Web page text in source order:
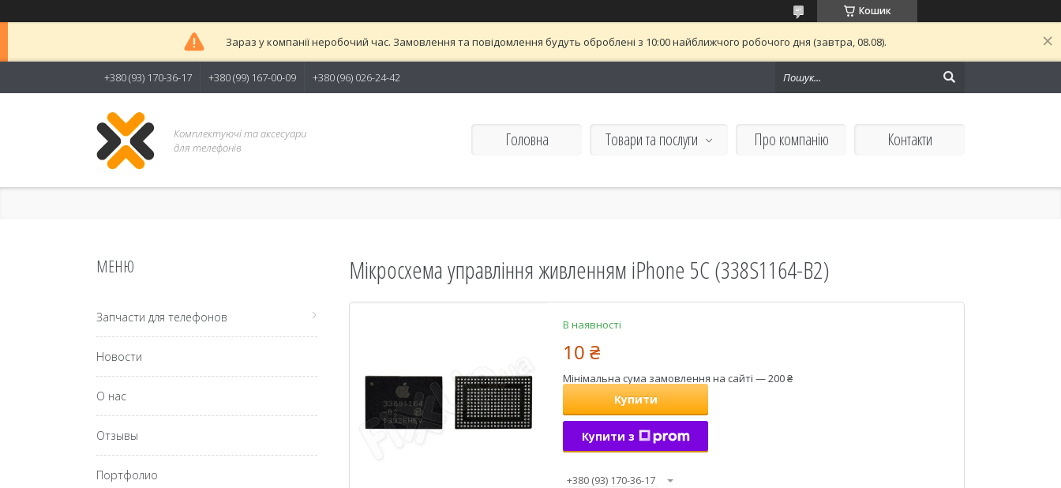
Кошик
Зараз у компанії неробочий час. Замовлення та повідомлення будуть оброблені з 10:00 найближчого робочого дня (завтра, 08.08).
+380 (93) 170-36-17 +380 (99) 167-00-09 +380 (96) 026-24-42
Комплектуючі та аксесуари
для телефонів
Головна Товари та послуги Про компанію Контакти
Мікросхема управління живленням iPhone 5C (338S1164-B2)
В наявності
10 ₴
Мінімальна сума замовлення на сайті — 200 ₴
Купити
Купити з
+380 (93) 170-36-17
Запчасти для телефонов
Новости
О нас
Отзывы
Портфолио